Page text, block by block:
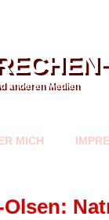
anderen Medien
MICH